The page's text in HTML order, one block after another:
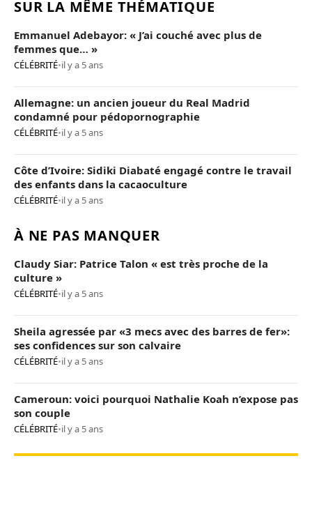
SUR LA MÊME THÉMATIQUE
Emmanuel Adebayor: « J’ai couché avec plus de
femmes que… »
CÉLÉBRITÉ•il y a 5 ans
Allemagne: un ancien joueur du Real Madrid
condamné pour pédopornographie
CÉLÉBRITÉ•il y a 5 ans
Côte d’Ivoire: Sidiki Diabaté engagé contre le travail
des enfants dans la cacaoculture
CÉLÉBRITÉ•il y a 5 ans
À NE PAS MANQUER
Claudy Siar: Patrice Talon « est très proche de la
culture »
CÉLÉBRITÉ•il y a 5 ans
Sheila agressée par «3 mecs avec des barres de fer»:
ses confidences sur son calvaire
CÉLÉBRITÉ•il y a 5 ans
Cameroun: voici pourquoi Nathalie Koah n’expose pas
son couple
CÉLÉBRITÉ•il y a 5 ans